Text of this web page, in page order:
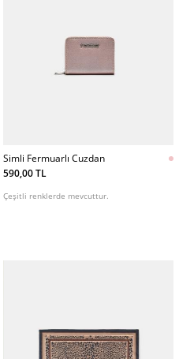
Simli Fermuarlı Cuzdan
590,00 TL
Çeşitli renklerde mevcuttur.